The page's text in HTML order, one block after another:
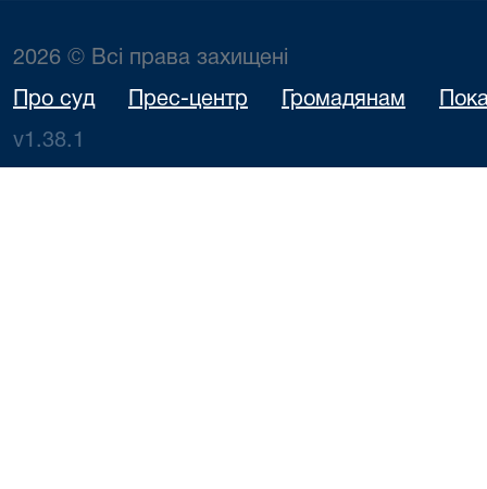
2026 © Всі права захищені
Про суд Прес-центр Громадянам
v1.38.1